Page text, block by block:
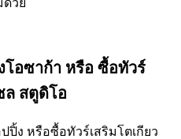
โอซาก้า หรือ ซื้อทัวร์
ล สตูดิโอ
ปิ้ง หรือซื้อทัวร์เสริมโตเกียว